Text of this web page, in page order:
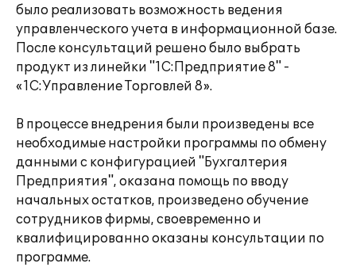
было реализовать возможность ведения
управленческого учета в информационной базе.
После консультаций решено было выбрать
продукт из линейки "1С:Предприятие 8" -
«1С:Управление Торговлей 8».
В процессе внедрения были произведены все
необходимые настройки программы по обмену
данными с конфигурацией "Бухгалтерия
Предприятия", оказана помощь по вводу
начальных остатков, произведено обучение
сотрудников фирмы, своевременно и
квалифицированно оказаны консультации по
программе.